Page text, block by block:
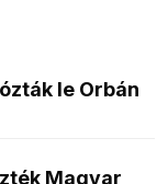
le Orbán
Magyar